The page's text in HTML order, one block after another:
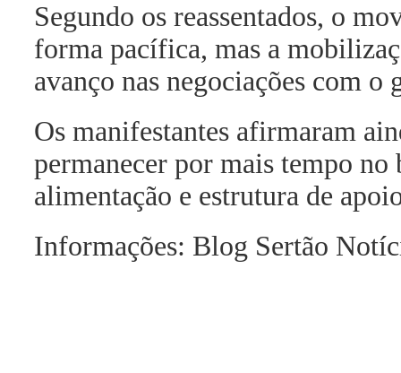
Segundo os reassentados, o
forma pacífica, mas a
avanço nas negociações com o
Os manifestantes afirmaram
permanecer por mais tempo
alimentação e estrutura de
Informações: Blog Sertão